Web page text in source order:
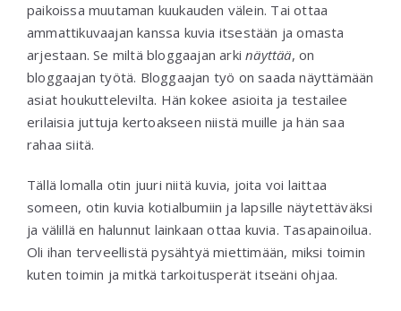
paikoissa muutaman kuukauden välein. Tai ottaa
ammattikuvaajan kanssa kuvia itsestään ja omasta
arjestaan. Se miltä bloggaajan arkinäyttää, on
bloggaajan työtä. Bloggaajan työ on saada näyttämään
asiat houkuttelevilta. Hän kokee asioita ja testailee
erilaisia juttuja kertoakseen niistä muille ja hän saa
rahaa siitä.
Tällä lomalla otin juuri niitä kuvia, joita voi laittaa
someen, otin kuvia kotialbumiin ja lapsille näytettäväksi
ja välillä en halunnut lainkaan ottaa kuvia. Tasapainoilua.
Oli ihan terveellistä pysähtyä miettimään, miksi toimin
kuten toimin ja mitkä tarkoitusperät itseäni ohjaa.